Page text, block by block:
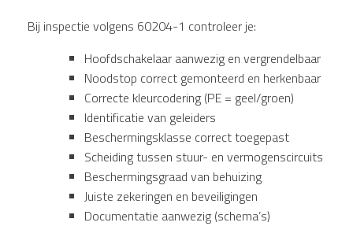
Bij inspectie volgens 60204-1 controleer je:
Hoofdschakelaar aanwezig en vergrendelbaar
Noodstop correct gemonteerd en herkenbaar
Correcte kleurcodering (PE = geel/groen)
Identificatie van geleiders
Beschermingsklasse correct toegepast
Scheiding tussen stuur- en vermogenscircuits
Beschermingsgraad van behuizing
Juiste zekeringen en beveiligingen
Documentatie aanwezig (schema’s)